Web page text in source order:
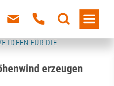
IDEEN FÜR DIE
erzeugen